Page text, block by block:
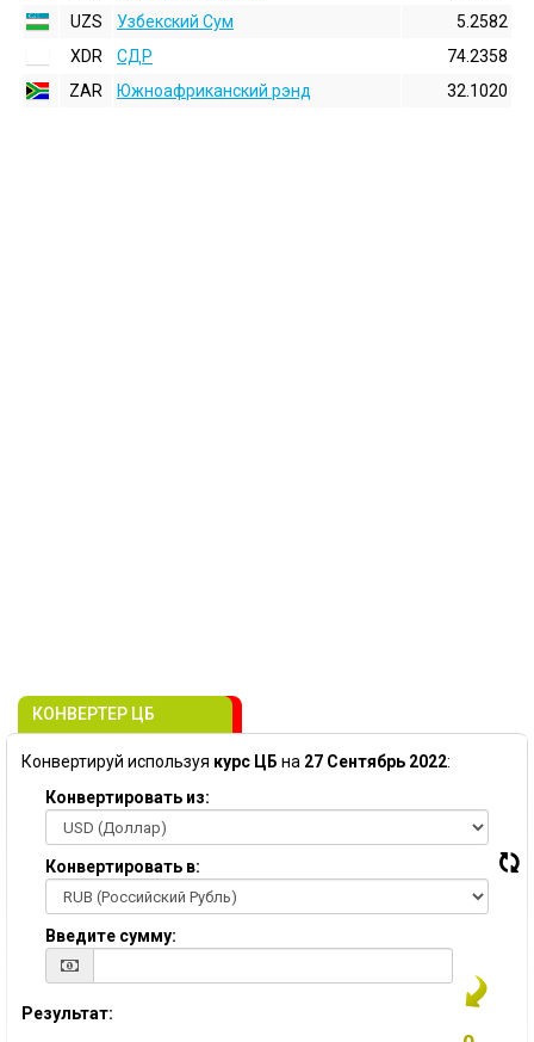
UZS
Узбекский Сум
5.2582
XDR
СДР
74.2358
ZAR
Южноафриканский рэнд 32.1020
КОНВЕРТЕР ЦБ
Конвертируй используя курс ЦБ на 27 Сентябрь 2022:
Конвертировать из:
Конвертировать в:
Введите сумму:
Результат: